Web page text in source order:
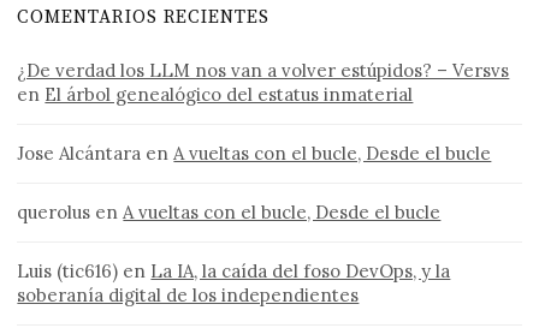
COMENTARIOS RECIENTES
¿De verdad los LLM nos van a volver estúpidos? – Versvs
en El árbol genealógico del estatus inmaterial
Jose Alcántara enA vueltas con el bucle, Desde el bucle
querolus enA vueltas con el bucle, Desde el bucle
Luis (tic616) en La IA, la caída del foso DevOps, y la
soberanía digital de los independientes